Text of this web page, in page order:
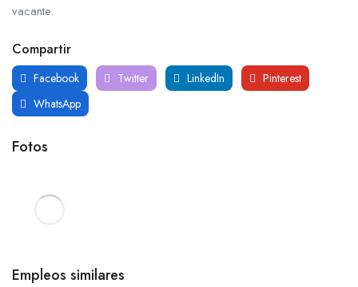
vacante.
Compartir
Facebook Twitter LinkedIn
Pinterest
WhatsApp
Fotos
Empleos similares